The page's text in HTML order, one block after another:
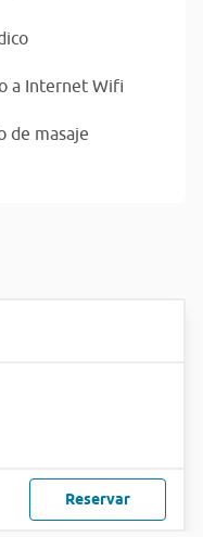
a Internet Wifi
de masaje
Reservar